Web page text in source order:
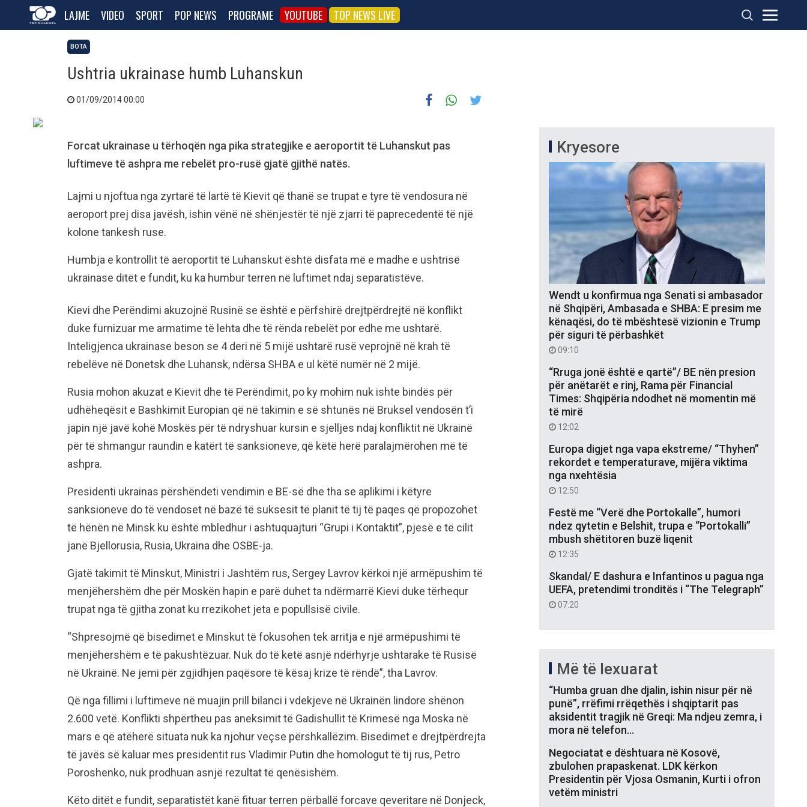
LAJME VIDEO SPORT POP NEWS PROGRAME YOUTUBE TOP NEWS LIVE
BOTA
Ushtria ukrainase humb Luhanskun
01/09/2014 00:00
Forcat ukrainase u tërhoqën nga pika strategjike e aeroportit të Luhanskut pas
luftimeve të ashpra me rebelët pro-rusë gjatë gjithë natës.
Lajmi u njoftua nga zyrtarë të lartë të Kievit që thanë se trupat e tyre të vendosura në
aeroport prej disa javësh, ishin vënë në shënjestër të një zjarri të paprecedentë të një
kolone tankesh ruse.
Humbja e kontrollit të aeroportit të Luhanskut është disfata më e madhe e ushtrisë
ukrainase ditët e fundit, ku ka humbur terren në luftimet ndaj separatistëve.
Kievi dhe Perëndimi akuzojnë Rusinë se është e përfshirë drejtpërdrejtë në konflikt
duke furnizuar me armatime të lehta dhe të rënda rebelët por edhe me ushtarë.
Inteligjenca ukrainase beson se 4 deri në 5 mijë ushtarë rusë veprojnë në krah të
rebelëve në Donetsk dhe Luhansk, ndërsa SHBA e ul këtë numër në 2 mijë.
Rusia mohon akuzat e Kievit dhe të Perëndimit, po ky mohim nuk ishte bindës për
udhëheqësit e Bashkimit Europian që në takimin e së shtunës në Bruksel vendosën t’i
japin një javë kohë Moskës për të ndryshuar kursin e sjelljes ndaj konfliktit në Ukrainë
për të shmangur raundin e katërt të sanksioneve, që këtë herë paralajmërohen më të
ashpra.
Presidenti ukrainas përshëndeti vendimin e BE-së dhe tha se aplikimi i këtyre
sanksioneve do të vendoset në bazë të suksesit të planit të tij të paqes që propozohet
të hënën në Minsk ku është mbledhur i ashtuquajturi “Grupi i Kontaktit”, pjesë e të cilit
janë Bjellorusia, Rusia, Ukraina dhe OSBE-ja.
Gjatë takimit të Minskut, Ministri i Jashtëm rus, Sergey Lavrov kërkoi një armëpushim të
menjëhershëm dhe për Moskën hapin e parë duhet ta ndërmarrë Kievi duke tërhequr
trupat nga të gjitha zonat ku rrezikohet jeta e popullsisë civile.
“Shpresojmë që bisedimet e Minskut të fokusohen tek arritja e një armëpushimi të
menjëhershëm e të pakushtëzuar. Nuk do të ketë asnjë ndërhyrje ushtarake të Rusisë
në Ukrainë. Ne jemi për zgjidhjen paqësore të kësaj krize të rëndë”, tha Lavrov.
Që nga fillimi i luftimeve në muajin prill bilanci i vdekjeve në Ukrainën lindore shënon
2.600 vetë. Konflikti shpërtheu pas aneksimit të Gadishullit të Krimesë nga Moska në
mars e që atëherë situata nuk ka njohur veçse përshkallëzim. Bisedimet e drejtpërdrejta
të javës së kaluar mes presidentit rus Vladimir Putin dhe homologut të tij rus, Petro
Poroshenko, nuk prodhuan asnjë rezultat të qenësishëm.
Këto ditët e fundit, separatistët kanë fituar terren përballë forcave qeveritare në Donjeck,
Kryesore
Wendt u konfirmua nga Senati si ambasador
në Shqipëri, Ambasada e SHBA: E presim me
kënaqësi, do të mbështesë vizionin e Trump
për siguri të përbashkët
09:10
“Rruga jonë është e qartë”/ BE nën presion
për anëtarët e rinj, Rama për Financial
Times: Shqipëria ndodhet në momentin më
të mirë
12:02
Europa digjet nga vapa ekstreme/ “Thyhen”
rekordet e temperaturave, mijëra viktima
nga nxehtësia
12:50
Festë me “Verë dhe Portokalle”, humori
ndez qytetin e Belshit, trupa e “Portokalli”
mbush shëtitoren buzë liqenit
12:35
Skandal/ E dashura e Infantinos u pagua nga
UEFA, pretendimi tronditës i “The Telegraph”
07:20
Më të lexuarat
“Humba gruan dhe djalin, ishin nisur për në
punë”, rrëfimi rrëqethës i shqiptarit pas
aksidentit tragjik në Greqi: Ma ndjeu zemra, i
mora në telefon…
Negociatat e dështuara në Kosovë,
zbulohen prapaskenat. LDK kërkon
Presidentin për Vjosa Osmanin, Kurti i ofron
vetëm ministri